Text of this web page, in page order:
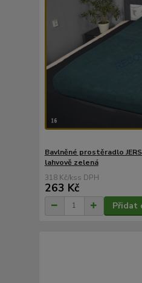
Bavlněné prostěradlo
lahvově zelená
318 Kč/ks
263 Kč
Přidat